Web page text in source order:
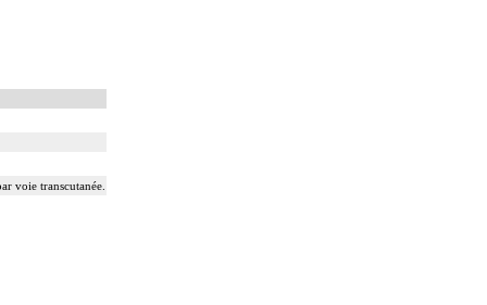
voie transcutanée.